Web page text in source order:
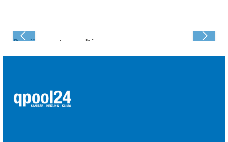
Dernièrement consulté :